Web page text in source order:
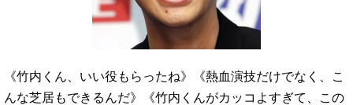
《竹内くん、いい役もらったね》《熱血演技だけでなく、こ
んな芝居もできるんだ》《竹内くんがカッコよすぎて、この